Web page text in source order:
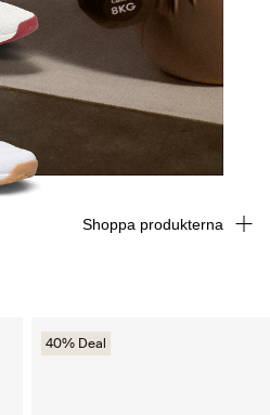
40% Deal
Shoppa produkterna